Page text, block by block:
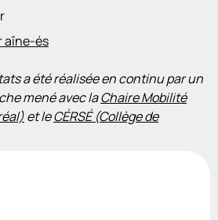
aîne-és
a été réalisée en continu par un
mené avec laChaire Mobilité
et leCÉRSÉ (Collège de